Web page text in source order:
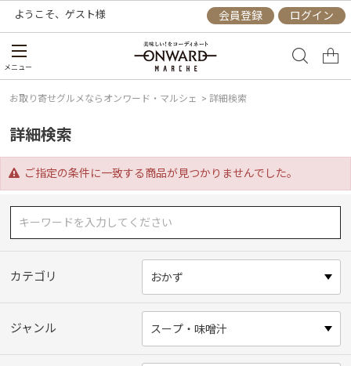
ようこそ、 ゲスト様 会員登録 ログイン
メニュー
お取り寄せグルメならオンワード・マルシェ > 詳細検索
詳細検索
ご指定の条件に一致する商品が見つかりませんでした。
カテゴリ
ジャンル